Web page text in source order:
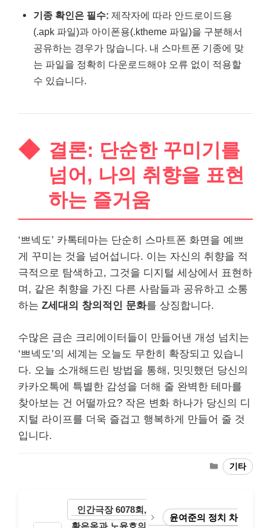
기종 확인은 필수: 제작자에 따라 안드로이드용
(.apk 파일)과 아이폰용(.ktheme 파일)을 구분해서
공유하는 경우가 많습니다. 내 스마트폰 기종에 맞
는 파일을 정확히 다운로드해야 오류 없이 적용할
수 있습니다.
결론: 단순한 꾸미기를
넘어, 나의 취향을 표현
하는 즐거움
‘쁘넥도’ 카톡테마는 단순히 스마트폰 화면을 예쁘
게 꾸미는 것을 넘어섭니다. 이는 자신의 취향을 적
극적으로 탐색하고, 그것을 디지털 세상에서 표현하
며, 같은 취향을 가진 다른 사람들과 공유하고 소통
하는 Z세대의 창의적인 문화를 상징합니다.
수많은 금손 크리에이터들이 만들어낸 개성 넘치는
‘쁘넥도’의 세계는 오늘도 무한히 확장되고 있습니
다. 오늘 소개해드린 방법을 통해, 밋밋했던 당신의
카카오톡에 특별한 감성을 더해 줄 완벽한 테마를
찾아보는 건 어떨까요? 작은 변화 하나가 당신의 디
지털 라이프를 더욱 즐겁고 행복하게 만들어 줄 것
입니다.
Categories
기타
인간극장 6078회,
황은옥과 노윤호의
윤여준의 정치 차